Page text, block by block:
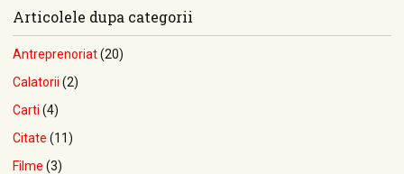
Articolele dupa categorii
Antreprenoriat(20)
Calatorii (2)
Carti (4)
Citate (11)
Filme (3)